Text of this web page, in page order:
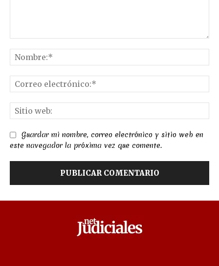
Guardar mi nombre, correo electrónico y sitio web en
este navegador la próxima vez que comente.